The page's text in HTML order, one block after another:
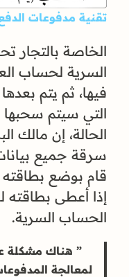
تقنية مدفوعات
الخاصة بالتجار
السرية لحساب
فيها، ثم يتم
التي سيتم
الحالة، إن مالك
سرقة جميع
قام بوضع بطاقته
إذا أعطى بطاقته
الحساب السرية.
” هناك مشكلة
لمعالجة